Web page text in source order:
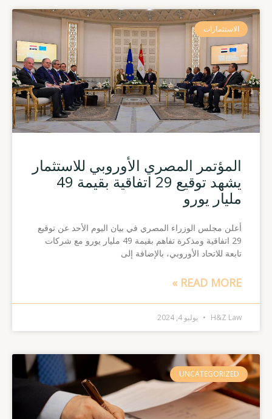
الاستثمارات
المؤتمر المصري الأوروبي للاستثمار
يشهد توقيع 29 اتفاقية بقيمة 49
مليار يورو
أعلن مجلس الوزراء المصري في بيان اليوم الأحد عن توقيع
29 اتفاقية ومذكرة تفاهم بقيمة 49 مليار يورو مع شركات
تابعة للاتحاد الأوروبي، بالإضافة إلى
READ MORE »
H&Z Law يوليو 4, 2024
UNCATEGORIZED